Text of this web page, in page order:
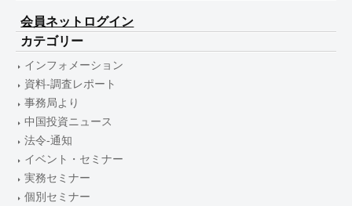
会員ネットログイン
カテゴリー
インフォメーション
資料-調査レポート
事務局より
中国投資ニュース
法令-通知
イベント・セミナー
実務セミナー
個別セミナー